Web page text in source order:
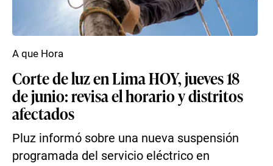
Corte de luz en Lima HOY, jueves 18
de junio: revisa el horario y distritos
afectados
Pluz informó sobre una nueva suspensión
programada del servicio eléctrico en
A que Hora